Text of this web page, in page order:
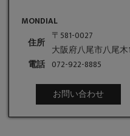
MONDIAL
住所
〒581-0027
大阪府八尾市八尾木
電話 072-922-8885
お問い合わせ